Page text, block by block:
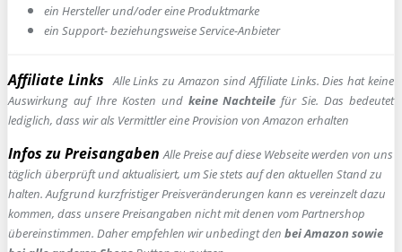
ein Hersteller und/oder eine Produktmarke
ein Support- beziehungsweise Service-Anbieter
Affiliate Links Alle Links zu Amazon sind Affiliate Links. Dies hat keine
Auswirkung auf Ihre Kosten undkeine Nachteile für Sie. Das bedeutet
lediglich, dass wir als Vermittler eine Provision von Amazon erhalten
Infos zu Preisangaben Alle Preise auf diese Webseite werden von uns
täglich überprüft und aktualisiert, um Sie stets auf den aktuellen Stand zu
halten. Aufgrund kurzfristiger Preisveränderungen kann es vereinzelt dazu
kommen, dass unsere Preisangaben nicht mit denen vom Partnershop
übereinstimmen. Daher empfehlen wir unbedingt den bei Amazon sowie